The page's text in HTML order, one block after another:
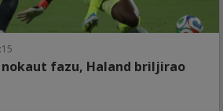
fazu, Haland briljirao